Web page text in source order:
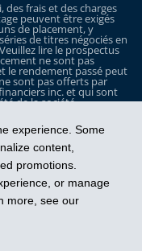
experience. Some
content,
promotions.
or manage
more, see our
des frais et des charges
peuvent être exigés
de placement, y
de titres négociés en
lire le prospectus
ne sont pas
le rendement passé peut
sont pas offerts par
inc. et qui sont
de la société
IA Clarington inc. iA
de patrimoine et le logo
de commerce, utilisées
et services financiers